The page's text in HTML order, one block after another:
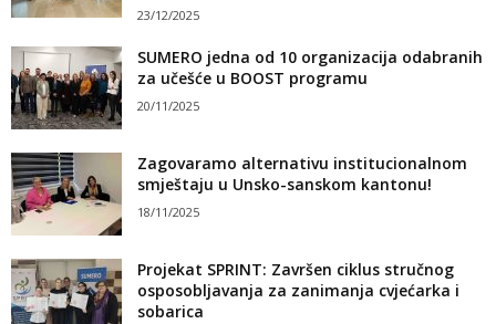
23/12/2025
SUMERO jedna od 10 organizacija odabranih
za učešće u BOOST programu
20/11/2025
Zagovaramo alternativu institucionalnom
smještaju u Unsko-sanskom kantonu!
18/11/2025
Projekat SPRINT: Završen ciklus stručnog
osposobljavanja za zanimanja cvjećarka i
sobarica